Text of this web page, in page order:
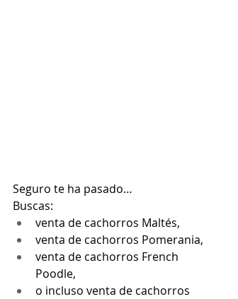
Seguro te ha pasado…
Buscas:
venta de cachorros Maltés,
venta de cachorros Pomerania,
venta de cachorros French
Poodle,
o incluso venta de cachorros